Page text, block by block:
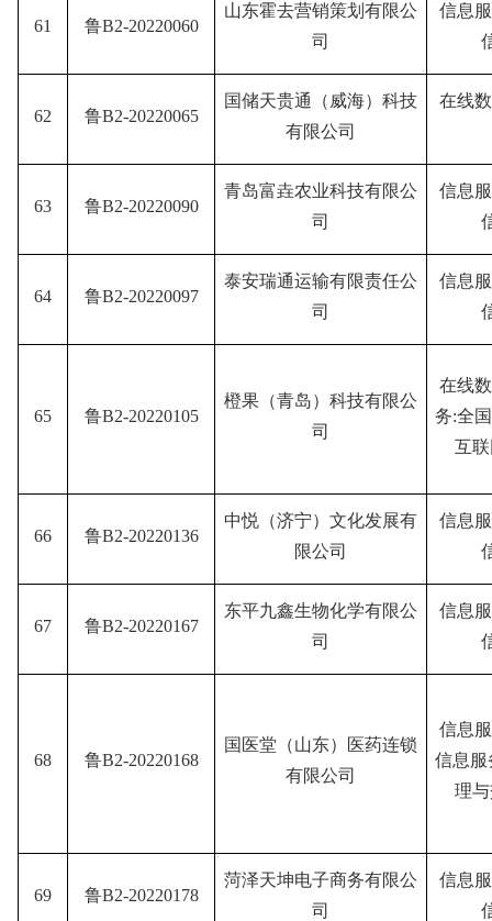
61 鲁B2-20220060
山东霍去营销策划有限公
司
信息
62 鲁B2-20220065
国储天贵通（威海）科技
有限公司
在线
63 鲁B2-20220090
青岛富垚农业科技有限公
司
信息
64 鲁B2-20220097
泰安瑞通运输有限责任公
司
信息
65 鲁B2-20220105
橙果（青岛）科技有限公
司
在线
务:全
互
66 鲁B2-20220136
中悦（济宁）文化发展有
限公司
信息
67 鲁B2-20220167
东平九鑫生物化学有限公
司
信息
68 鲁B2-20220168
国医堂（山东）医药连锁
有限公司
信息
信息服
理
69 鲁B2-20220178
菏泽天坤电子商务有限公
司
信息